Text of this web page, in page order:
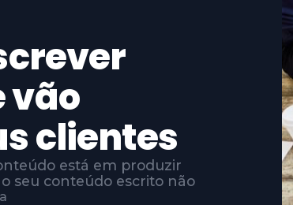
vão
clientes
está em produzir
seu conteúdo escrito não